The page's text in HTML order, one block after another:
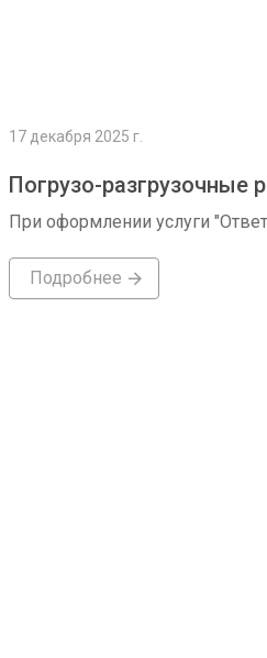
17 декабря 2025 г.
Погрузо-разгрузочные
При оформлении услуги
Подробнее